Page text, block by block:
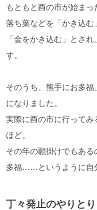
もともと酉の市が始ま
落ち葉などを「かき込む
「金をかき込む」とさ
す。
そのうち、熊手にお多
になりました。
実際に酉の市に行ってみ
ほど。
その年の願掛けでもあ
多福……というように自
丁々発止のやりと